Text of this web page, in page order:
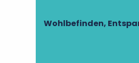
Wohlbefinden,